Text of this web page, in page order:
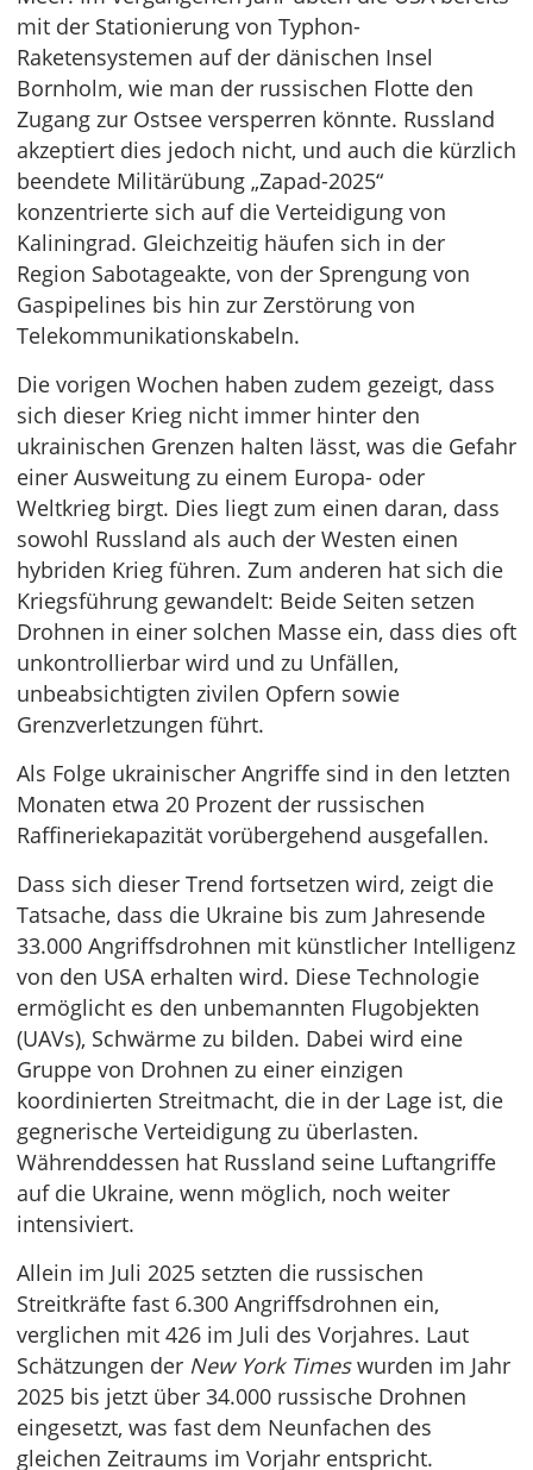
mit der Stationierung von Typhon-
Raketensystemen auf der dänischen Insel
Bornholm, wie man der russischen Flotte den
Zugang zur Ostsee versperren könnte. Russland
akzeptiert dies jedoch nicht, und auch die kürzlich
beendete Militärübung „Zapad-2025“
konzentrierte sich auf die Verteidigung von
Kaliningrad. Gleichzeitig häufen sich in der
Region Sabotageakte, von der Sprengung von
Gaspipelines bis hin zur Zerstörung von
Telekommunikationskabeln.
Die vorigen Wochen haben zudem gezeigt, dass
sich dieser Krieg nicht immer hinter den
ukrainischen Grenzen halten lässt, was die Gefahr
einer Ausweitung zu einem Europa- oder
Weltkrieg birgt. Dies liegt zum einen daran, dass
sowohl Russland als auch der Westen einen
hybriden Krieg führen. Zum anderen hat sich die
Kriegsführung gewandelt: Beide Seiten setzen
Drohnen in einer solchen Masse ein, dass dies oft
unkontrollierbar wird und zu Unfällen,
unbeabsichtigten zivilen Opfern sowie
Grenzverletzungen führt.
Als Folge ukrainischer Angriffe sind in den letzten
Monaten etwa 20 Prozent der russischen
Raffineriekapazität vorübergehend ausgefallen.
Dass sich dieser Trend fortsetzen wird, zeigt die
Tatsache, dass die Ukraine bis zum Jahresende
33.000 Angriffsdrohnen mit künstlicher Intelligenz
von den USA erhalten wird. Diese Technologie
ermöglicht es den unbemannten Flugobjekten
(UAVs), Schwärme zu bilden. Dabei wird eine
Gruppe von Drohnen zu einer einzigen
koordinierten Streitmacht, die in der Lage ist, die
gegnerische Verteidigung zu überlasten.
Währenddessen hat Russland seine Luftangriffe
auf die Ukraine, wenn möglich, noch weiter
intensiviert.
Allein im Juli 2025 setzten die russischen
Streitkräfte fast 6.300 Angriffsdrohnen ein,
verglichen mit 426 im Juli des Vorjahres. Laut
Schätzungen der New York Timeswurden im Jahr
2025 bis jetzt über 34.000 russische Drohnen
eingesetzt, was fast dem Neunfachen des
gleichen Zeitraums im Vorjahr entspricht.